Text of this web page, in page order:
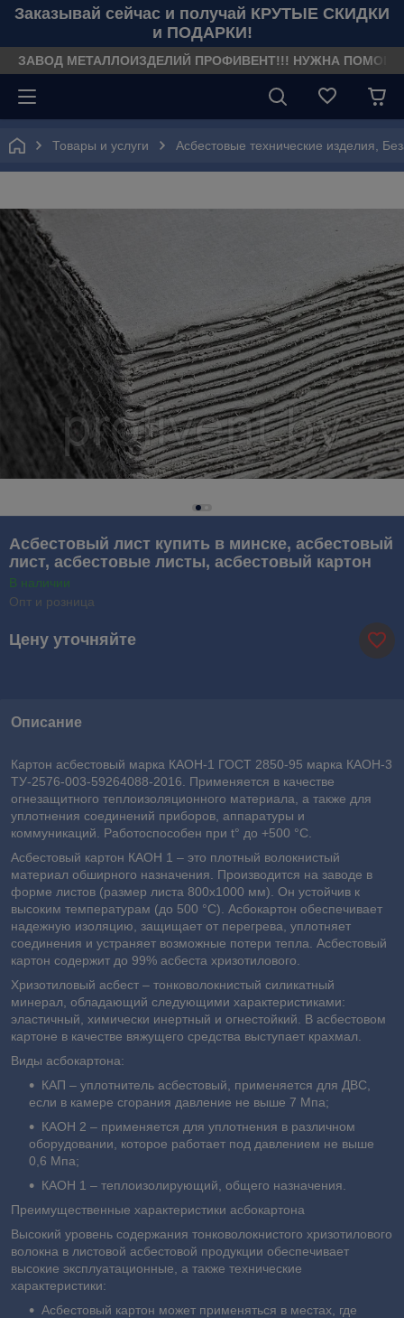
Заказывай сейчас и получай КРУТЫЕ СКИДКИ
и ПОДАРКИ!
ЗАВОД МЕТАЛЛОИЗДЕЛИЙ ПРОФИВЕНТ!!! НУЖНА
Товары и услуги Асбестовые технические изделия,
Асбестовый лист купить в минске, асбестовый
лист, асбестовые листы, асбестовый картон
В наличии
Опт и розница
Цену уточняйте
Описание
Картон асбестовый марка КАОН-1 ГОСТ 2850-95 марка КАОН-3
ТУ-2576-003-59264088-2016. Применяется в качестве
огнезащитного теплоизоляционного материала, а также для
уплотнения соединений приборов, аппаратуры и
коммуникаций. Работоспособен при t° до +500 °C.
Асбестовый картон КАОН 1 – это плотный волокнистый
материал обширного назначения. Производится на заводе в
форме листов (размер листа 800x1000 мм). Он устойчив к
высоким температурам (до 500 °С). Асбокартон обеспечивает
надежную изоляцию, защищает от перегрева, уплотняет
соединения и устраняет возможные потери тепла. Асбестовый
картон содержит до 99% асбеста хризотилового.
Хризотиловый асбест – тонковолокнистый силикатный
минерал, обладающий следующими характеристиками:
эластичный, химически инертный и огнестойкий. В асбестовом
картоне в качестве вяжущего средства выступает крахмал.
Виды асбокартона:
КАП – уплотнитель асбестовый, применяется для ДВС,
если в камере сгорания давление не выше 7 Мпа;
КАОН 2 – применяется для уплотнения в различном
оборудовании, которое работает под давлением не выше
0,6 Мпа;
КАОН 1 – теплоизолирующий, общего назначения.
Преимущественные характеристики асбокартона
Высокий уровень содержания тонковолокнистого хризотилового
волокна в листовой асбестовой продукции обеспечивает
высокие эксплуатационные, а также технические
характеристики:
Асбестовый картон может применяться в местах, где